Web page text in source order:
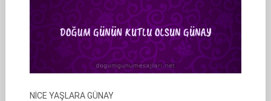
NİCE YAŞLARA GÜNAY